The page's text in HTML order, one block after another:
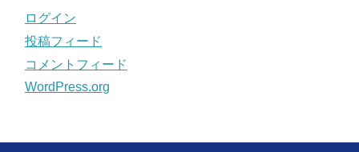
ログイン
投稿フィード
コメントフィード
WordPress.org